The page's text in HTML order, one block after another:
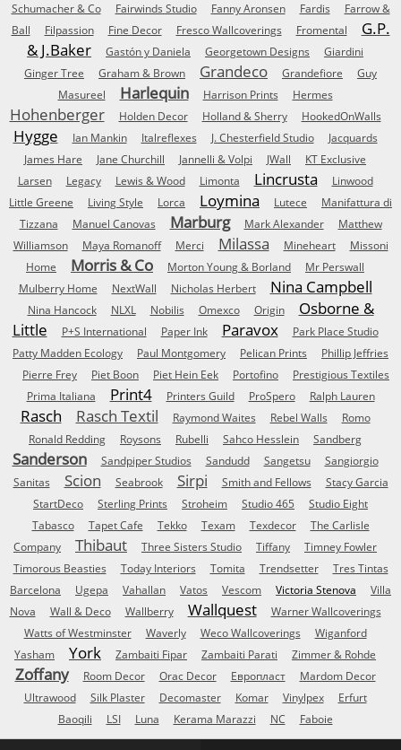
Schumacher & Co
Fairwinds Studio Fanny Aronsen Fardis
Farrow &
Ball
Filpassion Fine Decor Fresco Wallcoverings Fromental
G.P.
& J.Baker
Gastón y Daniela Georgetown Designs
Giardini
Ginger Tree
Graham & Brown Grandeco Grandefiore
Guy
Masureel
Harlequin Harrison Prints Hermes
Hohenberger Holden Decor Holland & Sherry HookedOnWalls
Hygge Ian Mankin Italreflexes J. Chesterfield Studio
Jacquards
James Hare
Jane Churchill Jannelli & Volpi JWall
KT Exclusive
Larsen
Legacy Lewis & Wood Limonta Lincrusta
Linwood
Little Greene
Living Style Lorca Loymina Lutece
Manifattura di
Tizzana
Manuel Canovas Marburg Mark Alexander
Matthew
Williamson
Maya Romanoff Merci Milassa Mineheart
Missoni
Home
Morris & Co Morton Young & Borland
Mr Perswall
Mulberry Home
NextWall Nicholas Herbert Nina Campbell
Nina Hancock NLXL Nobilis Omexco Origin
Osborne &
Little
P+S International Paper Ink Paravox
Park Place Studio
Patty Madden Ecology
Paul Montgomery Pelican Prints
Phillip Jeffries
Pierre Frey
Piet Boon Piet Hein Eek Portofino
Prestigious Textiles
Prima Italiana
Print4 Printers Guild ProSpero Ralph Lauren
Rasch Rasch Textil Raymond Waites Rebel Walls
Romo
Ronald Redding
Roysons Rubelli Sahco Hesslein Sandberg
Sanderson Sandpiper Studios Sandudd Sangetsu
Sangiorgio
Sanitas
Scion Seabrook Sirpi Smith and Fellows
Stacy Garcia
StartDeco
Sterling Prints Stroheim Studio 465
Studio Eight
Tabasco
Tapet Cafe Tekko Texam Texdecor
The Carlisle
Company
Thibaut Three Sisters Studio Tiffany
Timney Fowler
Timorous Beasties
Today Interiors Tomita Trendsetter
Tres Tintas
Barcelona
Ugepa Vahallan Vatos Vescom Victoria Stenova
Villa
Nova
Wall & Deco Wallberry Wallquest
Warner Wallcoverings
Watts of Westminster
Waverly Weco Wallcoverings
Wiganford
Yasham
York Zambaiti Fipar Zambaiti Parati Zimmer & Rohde
Zoffany Room Decor Orac Decor Европласт
Mardom Decor
Ultrawood
Silk Plaster Decomaster Komar Vinylpex
Erfurt
Baoqili
LSI Luna Kerama Marazzi NC Faboie